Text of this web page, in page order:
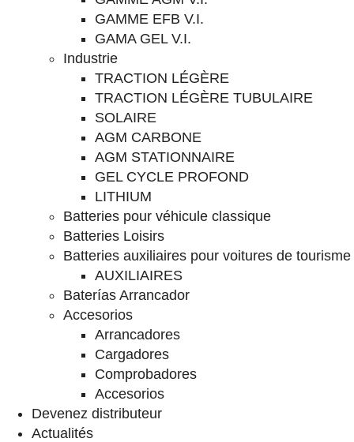
GAMME EFB V.I.
GAMA GEL V.I.
Industrie
TRACTION LÉGÈRE
TRACTION LÉGÈRE TUBULAIRE
SOLAIRE
AGM CARBONE
AGM STATIONNAIRE
GEL CYCLE PROFOND
LITHIUM
Batteries pour véhicule classique
Batteries Loisirs
Batteries auxiliaires pour voitures de tourisme
AUXILIAIRES
Baterías Arrancador
Accesorios
Arrancadores
Cargadores
Comprobadores
Accesorios
Devenez distributeur
Actualités